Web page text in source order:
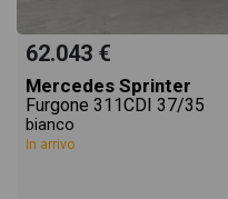
62.043 €
Mercedes Sprinter
Furgone 311CDI 37/35
bianco
In arrivo